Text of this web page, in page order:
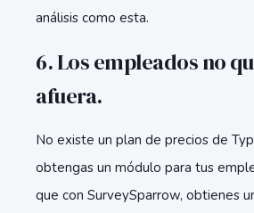
análisis como esta.
6. Los empleados no
afuera.
No existe un plan de precios de
obtengas un módulo para tus
que con SurveySparrow, obtienes